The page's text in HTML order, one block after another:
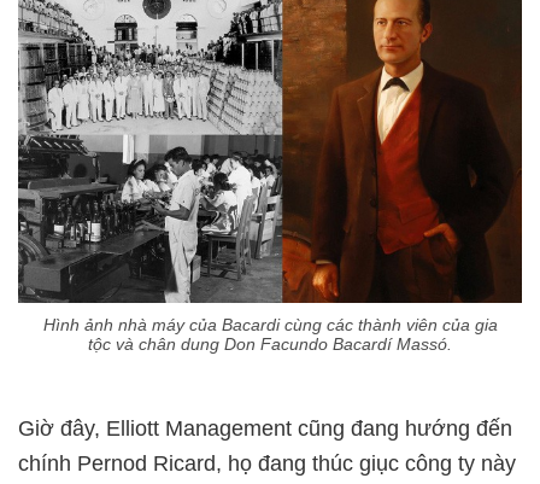
Hình ảnh nhà máy của Bacardi cùng các thành viên của gia
tộc và chân dung Don Facundo Bacardí Massó.
Giờ đây, Elliott Management cũng đang hướng đến
chính Pernod Ricard, họ đang thúc giục công ty này